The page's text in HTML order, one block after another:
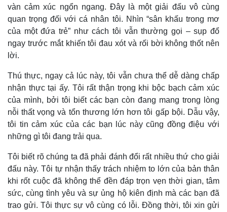
Thế giới
Quan sát
Cuộc sống đó đây
Hồ sơ
Multimedia
Video
Ảnh
E-Magazine
Infographic
vàn cảm xúc ngổn ngang. Đây là một giải đấu vô cùng
quan trọng đối với cá nhân tôi. Nhìn “sân khấu trong mơ
của một đứa trẻ” như cách tôi vẫn thường gọi – sụp đổ
ngay trước mắt khiến tôi đau xót và rối bời không thốt nên
lời.
Thú thực, ngay cả lúc này, tôi vẫn chưa thể dễ dàng chấp
nhận thực tại ấy. Tôi rất thận trọng khi bộc bạch cảm xúc
của mình, bởi tôi biết các bạn còn đang mang trong lòng
nỗi thất vọng và tổn thương lớn hơn tôi gấp bội. Dẫu vậy,
tôi tin cảm xúc của các bạn lúc này cũng đồng điệu với
những gì tôi đang trải qua.
Tôi biết rõ chúng ta đã phải đánh đổi rất nhiều thứ cho giải
đấu này. Tôi tự nhận thấy trách nhiệm to lớn của bản thân
khi rốt cuộc đã không thể đền đáp trọn vẹn thời gian, tâm
sức, cùng tình yêu và sự ủng hộ kiên định mà các bạn đã
trao gửi. Tôi thực sự vô cùng có lỗi. Đồng thời, tôi xin gửi